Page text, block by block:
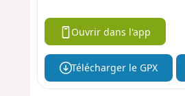
Ouvrir dans l'app
Télécharger le GPX